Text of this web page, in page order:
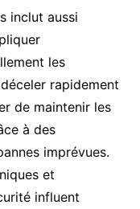
inclut aussi
les
rapidement
de maintenir les
à des
imprévues.
et
influent